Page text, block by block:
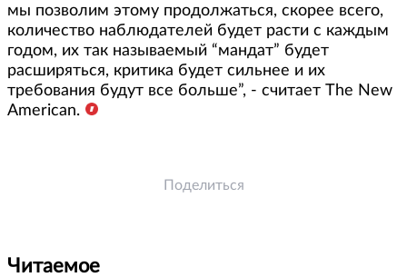
мы позволим этому продолжаться, скорее всего,
количество наблюдателей будет расти с каждым
годом, их так называемый “мандат” будет
расширяться, критика будет сильнее и их
требования будут все больше”, - считает The New
American.
Поделиться
Читаемое